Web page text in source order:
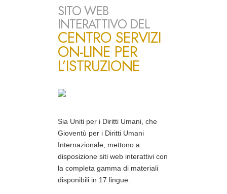
SITO WEB
INTERATTIVO DEL
CENTRO SERVIZI
ON-LINE PER
L’ISTRUZIONE
Sia Uniti per i Diritti Umani, che
Gioventù per i Diritti Umani
Internazionale, mettono a
disposizione siti web interattivi con
la completa gamma di materiali
disponibili in 17 lingue.